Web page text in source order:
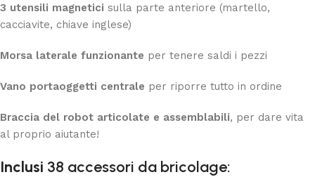
3 utensili magnetici sulla parte anteriore (martello,
cacciavite, chiave inglese)
Morsa laterale funzionante per tenere saldi i pezzi
Vano portaoggetti centrale per riporre tutto in ordine
Braccia del robot articolate e assemblabili, per dare vita
al proprio aiutante!
Inclusi 38 accessori da bricolage: